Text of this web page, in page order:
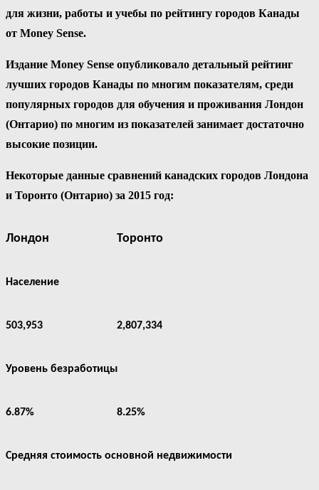
для жизни, работы и учебы по рейтингу городов Канады
от Money Sense.
Издание Money Sense опубликовало детальный рейтинг
лучших городов Канады по многим показателям, среди
популярных городов для обучения и проживания Лондон
(Онтарио) по многим из показателей занимает достаточно
высокие позиции.
Некоторые данные сравнений канадских городов Лондона
и Торонто (Онтарио) за 2015 год:
Лондон Торонто
Население
503,953 2,807,334
Уровень безработицы
6.87% 8.25%
Средняя стоимость основной недвижимости